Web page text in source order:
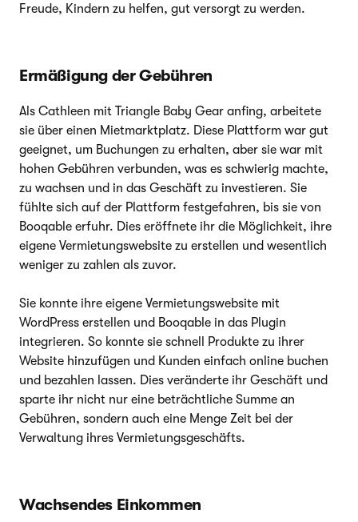
Freude, Kindern zu helfen, gut versorgt zu werden.
Ermäßigung der Gebühren
Als Cathleen mit Triangle Baby Gear anfing, arbeitete
sie über einen Mietmarktplatz. Diese Plattform war gut
geeignet, um Buchungen zu erhalten, aber sie war mit
hohen Gebühren verbunden, was es schwierig machte,
zu wachsen und in das Geschäft zu investieren. Sie
fühlte sich auf der Plattform festgefahren, bis sie von
Booqable erfuhr. Dies eröffnete ihr die Möglichkeit, ihre
eigene Vermietungswebsite zu erstellen und wesentlich
weniger zu zahlen als zuvor.
Sie konnte ihre eigene Vermietungswebsite mit
WordPress erstellen und Booqable in das Plugin
integrieren. So konnte sie schnell Produkte zu ihrer
Website hinzufügen und Kunden einfach online buchen
und bezahlen lassen. Dies veränderte ihr Geschäft und
sparte ihr nicht nur eine beträchtliche Summe an
Gebühren, sondern auch eine Menge Zeit bei der
Verwaltung ihres Vermietungsgeschäfts.
Wachsendes Einkommen